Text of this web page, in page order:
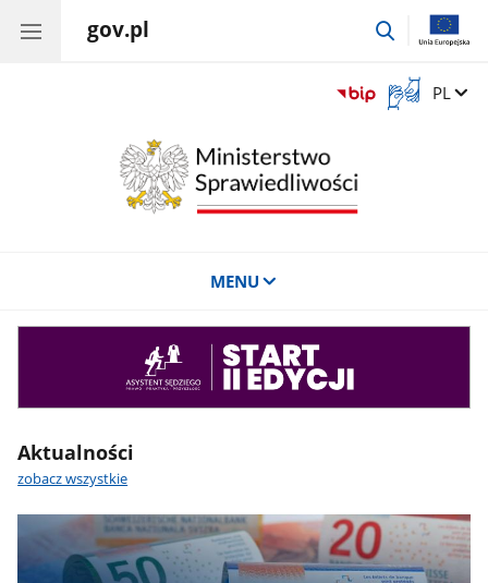
gov.pl
przejdź
Otwórz
okno
Zmień
PL
MENU
Aktualności
zobacz wszystkie